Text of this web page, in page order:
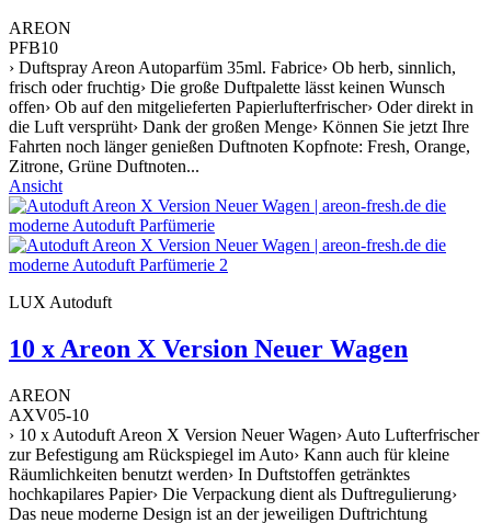
AREON
PFB10
› Duftspray Areon Autoparfüm 35ml. Fabrice› Ob herb, sinnlich,
frisch oder fruchtig› Die große Duftpalette lässt keinen Wunsch
offen› Ob auf den mitgelieferten Papierlufterfrischer› Oder direkt in
die Luft versprüht› Dank der großen Menge› Können Sie jetzt Ihre
Fahrten noch länger genießen Duftnoten Kopfnote: Fresh, Orange,
Zitrone, Grüne Duftnoten...
Ansicht
LUX Autoduft
10 x Areon X Version Neuer Wagen
AREON
AXV05-10
› 10 x Autoduft Areon X Version Neuer Wagen› Auto Lufterfrischer
zur Befestigung am Rückspiegel im Auto› Kann auch für kleine
Räumlichkeiten benutzt werden› In Duftstoffen getränktes
hochkapilares Papier› Die Verpackung dient als Duftregulierung›
Das neue moderne Design ist an der jeweiligen Duftrichtung